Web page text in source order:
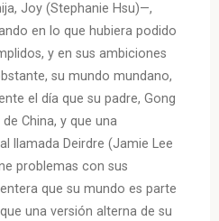
Joy (Stephanie Hsu)—,
en lo que hubiera podido
y en sus ambiciones
su mundo mundano,
el día que su padre, Gong
China, y que una
llamada Deirdre (Jamie Lee
problemas con sus
que su mundo es parte
una versión alterna de su